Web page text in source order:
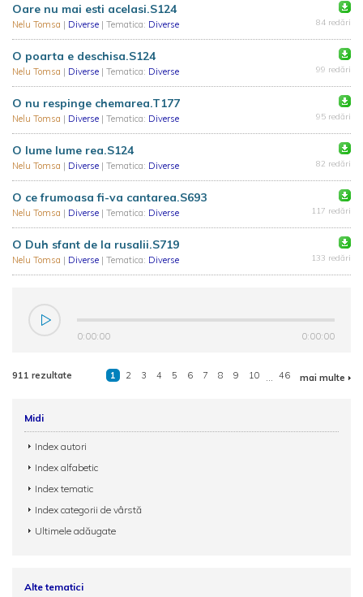
Oare nu mai esti acelasi.S124
Nelu Tomsa | Diverse | Tematica: Diverse 84 redări
O poarta e deschisa.S124
Nelu Tomsa | Diverse | Tematica: Diverse 99 redări
O nu respinge chemarea.T177
Nelu Tomsa | Diverse | Tematica: Diverse 95 redări
O lume lume rea.S124
Nelu Tomsa | Diverse | Tematica: Diverse 82 redări
O ce frumoasa fi-va cantarea.S693
Nelu Tomsa | Diverse | Tematica: Diverse 117 redări
O Duh sfant de la rusalii.S719
Nelu Tomsa | Diverse | Tematica: Diverse 133 redări
0:00:00 0:00:00
911 rezultate 1 2 3 4 5 6 7 8 9 10 ... 46 mai multe
Midi
Index autori
Index alfabetic
Index tematic
Index categorii de vârstă
Ultimele adăugate
Alte tematici